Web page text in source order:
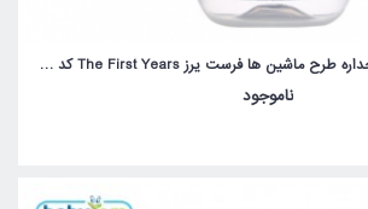
لیوان آبمیوه خوری دوجداره طرح ماشین ها فرست یرز The First Years کد 10163
ناموجود